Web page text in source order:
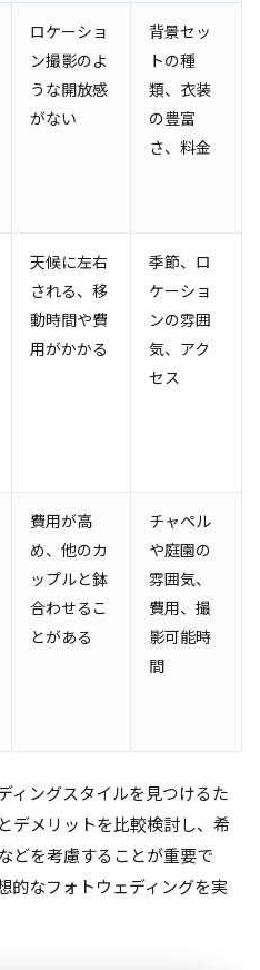
ロケーショ
ン撮影のよ
うな開放感
がない
背景セッ
トの種
類、衣装
の豊富
さ、料金
天候に左右
される、移
動時間や費
用がかかる
季節、ロ
ケーショ
ンの雰囲
気、アク
セス
費用が高
め、他のカ
ップルと鉢
合わせるこ
とがある
チャペル
や庭園の
雰囲気、
費用、撮
影可能時
間
ィングスタイルを見つけるた
デメリットを比較検討し、希
どを考慮することが重要で
的なフォトウェディングを実